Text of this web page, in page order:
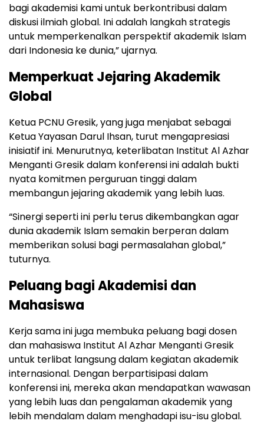
bagi akademisi kami untuk berkontribusi dalam
diskusi ilmiah global. Ini adalah langkah strategis
untuk memperkenalkan perspektif akademik Islam
dari Indonesia ke dunia,” ujarnya.
Memperkuat Jejaring Akademik
Global
Ketua PCNU Gresik, yang juga menjabat sebagai
Ketua Yayasan Darul Ihsan, turut mengapresiasi
inisiatif ini. Menurutnya, keterlibatan Institut Al Azhar
Menganti Gresik dalam konferensi ini adalah bukti
nyata komitmen perguruan tinggi dalam
membangun jejaring akademik yang lebih luas.
“Sinergi seperti ini perlu terus dikembangkan agar
dunia akademik Islam semakin berperan dalam
memberikan solusi bagi permasalahan global,”
tuturnya.
Peluang bagi Akademisi dan
Mahasiswa
Kerja sama ini juga membuka peluang bagi dosen
dan mahasiswa Institut Al Azhar Menganti Gresik
untuk terlibat langsung dalam kegiatan akademik
internasional. Dengan berpartisipasi dalam
konferensi ini, mereka akan mendapatkan wawasan
yang lebih luas dan pengalaman akademik yang
lebih mendalam dalam menghadapi isu-isu global.